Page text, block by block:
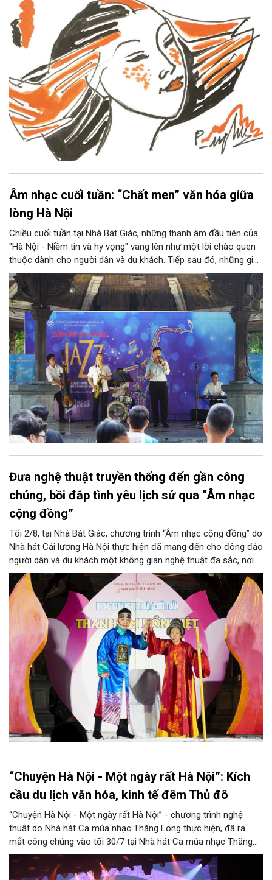
Âm nhạc cuối tuần: “Chất men” văn hóa giữa
lòng Hà Nội
Chiều cuối tuần tại Nhà Bát Giác, những thanh âm đầu tiên của
"Hà Nội - Niềm tin và hy vọng" vang lên như một lời chào quen
thuộc dành cho người dân và du khách. Tiếp sau đó, những giai
điệu jazz kinh điển của thế giới lần lượt cất lên qua phần biểu
diễn của NSƯT Quyền Văn Minh và các nghệ sĩ Bình Minh Jazz
Club, mở ra một không gian âm nhạc giàu cảm xúc ngay giữa
trung tâm Thủ đô.
Đưa nghệ thuật truyền thống đến gần công
chúng, bồi đắp tình yêu lịch sử qua “Âm nhạc
cộng đồng”
Tối 2/8, tại Nhà Bát Giác, chương trình “Âm nhạc cộng đồng” do
Nhà hát Cải lương Hà Nội thực hiện đã mang đến cho đông đảo
người dân và du khách một không gian nghệ thuật đa sắc, nơi
những làn điệu cải lương, ca cổ, tân cổ và các tiết mục múa
hòa quyện trong không gian của phố đi bộ hồ Hoàn Kiếm. Đặc
biệt, chương trình có sự giao lưu của các nghệ sĩ đến từ
phương Nam, góp phần tạo nên cuộc gặp gỡ nghệ thuật giàu
cảm xúc.
“Chuyện Hà Nội - Một ngày rất Hà Nội”: Kích
cầu du lịch văn hóa, kinh tế đêm Thủ đô
“Chuyện Hà Nội - Một ngày rất Hà Nội” - chương trình nghệ
thuật do Nhà hát Ca múa nhạc Thăng Long thực hiện, đã ra
mắt công chúng vào tối 30/7 tại Nhà hát Ca múa nhạc Thăng
Long (số 31 - 33 phố Lương Văn Can, phường Hoàn Kiếm).